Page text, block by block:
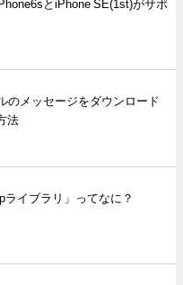
とiPhone SE(1st)がサポ
のメッセージをダウンロード
法
イブラリ」ってなに？